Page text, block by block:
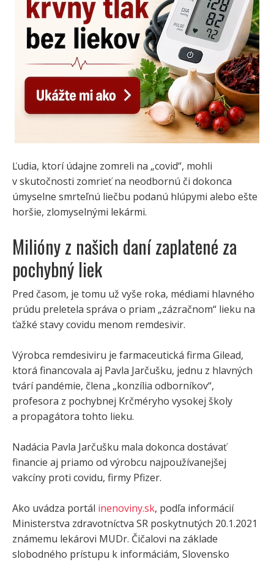
Ľudia, ktorí údajne zomreli na „covid“, mohli
v skutočnosti zomrieť na neodbornú či dokonca
úmyselne smrteľnú liečbu podanú hlúpymi alebo ešte
horšie, zlomyselnými lekármi.
Milióny z našich daní zaplatené za
pochybný liek
Pred časom, je tomu už vyše roka, médiami hlavného
prúdu preletela správa o priam „zázračnom“ lieku na
ťažké stavy covidu menom remdesivir.
Výrobca remdesiviru je farmaceutická firma Gilead,
ktorá financovala aj Pavla Jarčušku, jednu z hlavných
tvárí pandémie, člena „konzília odborníkov“,
profesora z pochybnej Krčméryho vysokej školy
a propagátora tohto lieku.
Nadácia Pavla Jarčušku mala dokonca dostávať
financie aj priamo od výrobcu najpoužívanejšej
vakcíny proti covidu, firmy Pfizer.
Ako uvádza portál inenoviny.sk, podľa informácií
Ministerstva zdravotníctva SR poskytnutých 20.1.2021
známemu lekárovi MUDr. Čičalovi na základe
slobodného prístupu k informáciám, Slovensko